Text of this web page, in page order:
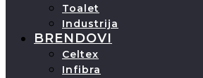
Toalet
Industrija
BRENDOVI
Celtex
Infibra